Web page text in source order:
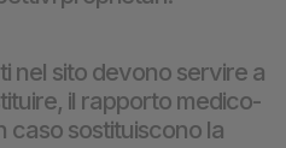
nel sito devono servire a
il rapporto medico-
caso sostituiscono la